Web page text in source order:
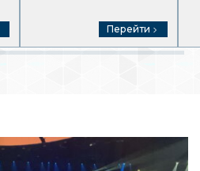
Перейти